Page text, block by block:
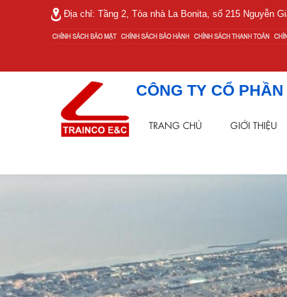
Địa chỉ: Tầng 2, Tòa nhà La Bonita, số 215 Nguyễn
CÔNG TY CỔ
TRANG CHỦ GIỚI THIỆU